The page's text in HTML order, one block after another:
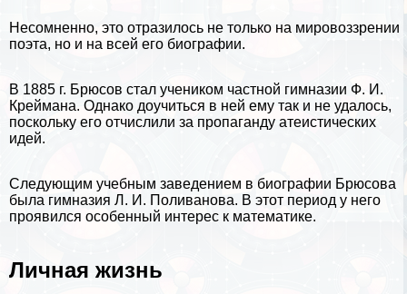
Несомненно, это отразилось не только на мировоззрении
поэта, но и на всей его биографии.
В 1885 г. Брюсов стал учеником частной гимназии Ф. И.
Креймана. Однако доучиться в ней ему так и не удалось,
поскольку его отчислили за пропаганду атеистических
идей.
Следующим учебным заведением в биографии Брюсова
была гимназия Л. И. Поливанова. В этот период у него
проявился особенный интерес к математике.
Личная жизнь